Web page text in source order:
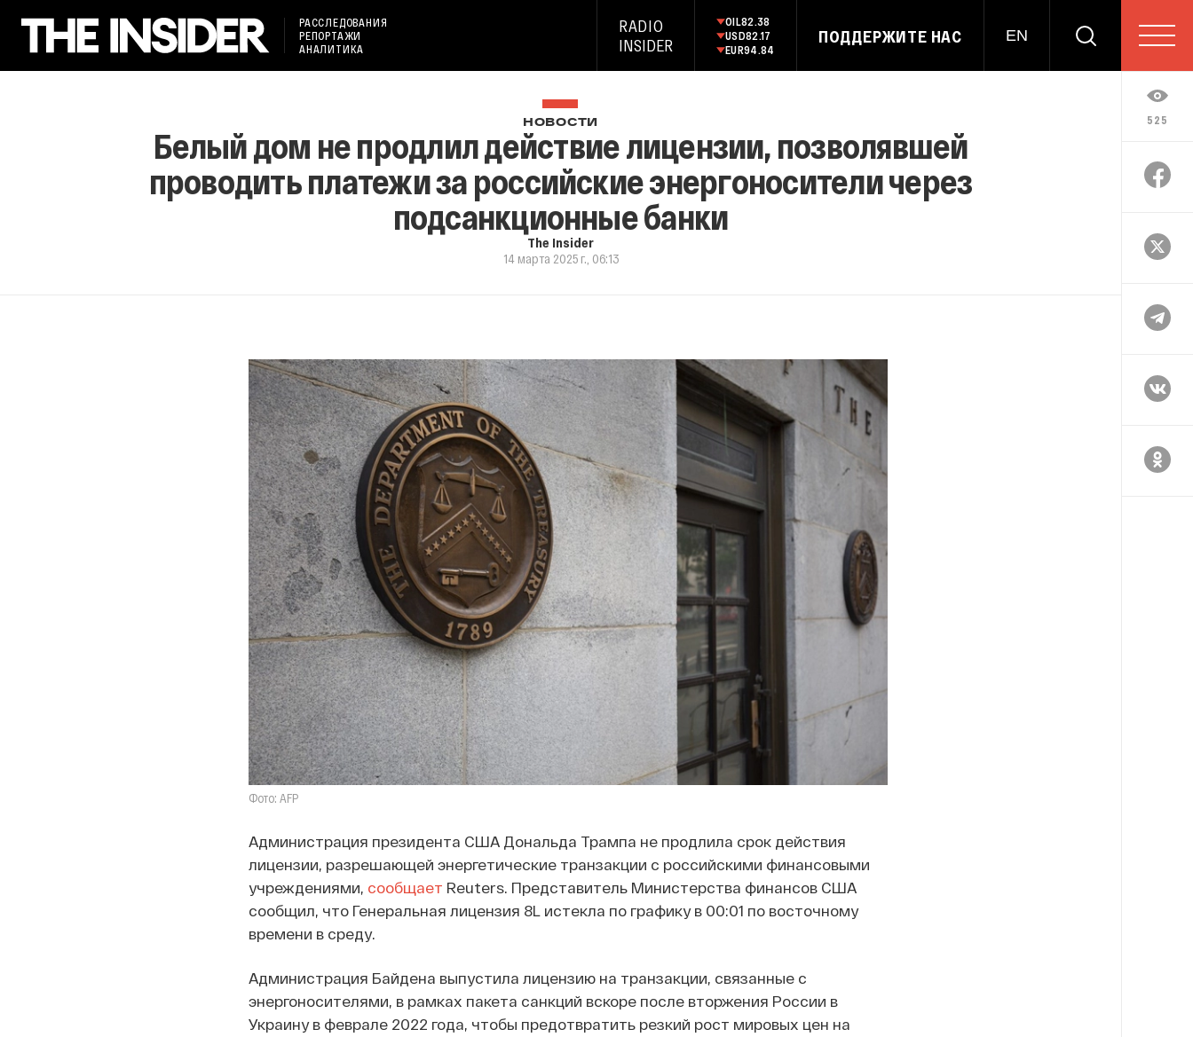
РАССЛЕДОВАНИЯ
РЕПОРТАЖИ
АНАЛИТИКА
RADIO
INSIDER
OIL82.38
USD82.17
EUR94.84
ПОДДЕРЖИТЕ НАС EN
525
НОВОСТИ
Белый дом не продлил действие лицензии, позволявшей
проводить платежи за российские энергоносители через
подсанкционные банки
The Insider
14 марта 2025 г., 06:13
Фото: AFP
Администрация президента США Дональда Трампа не продлила срок действия
лицензии, разрешающей энергетические транзакции с российскими финансовыми
учреждениями, сообщает Reuters. Представитель Министерства финансов США
сообщил, что Генеральная лицензия 8L истекла по графику в 00:01 по восточному
времени в среду.
Администрация Байдена выпустила лицензию на транзакции, связанные с
энергоносителями, в рамках пакета санкций вскоре после вторжения России в
Украину в феврале 2022 года, чтобы предотвратить резкий рост мировых цен на